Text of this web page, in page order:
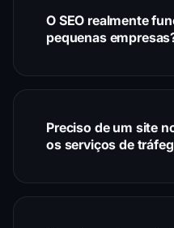
O SEO realmente
pequenas
Preciso de um site
os serviços de